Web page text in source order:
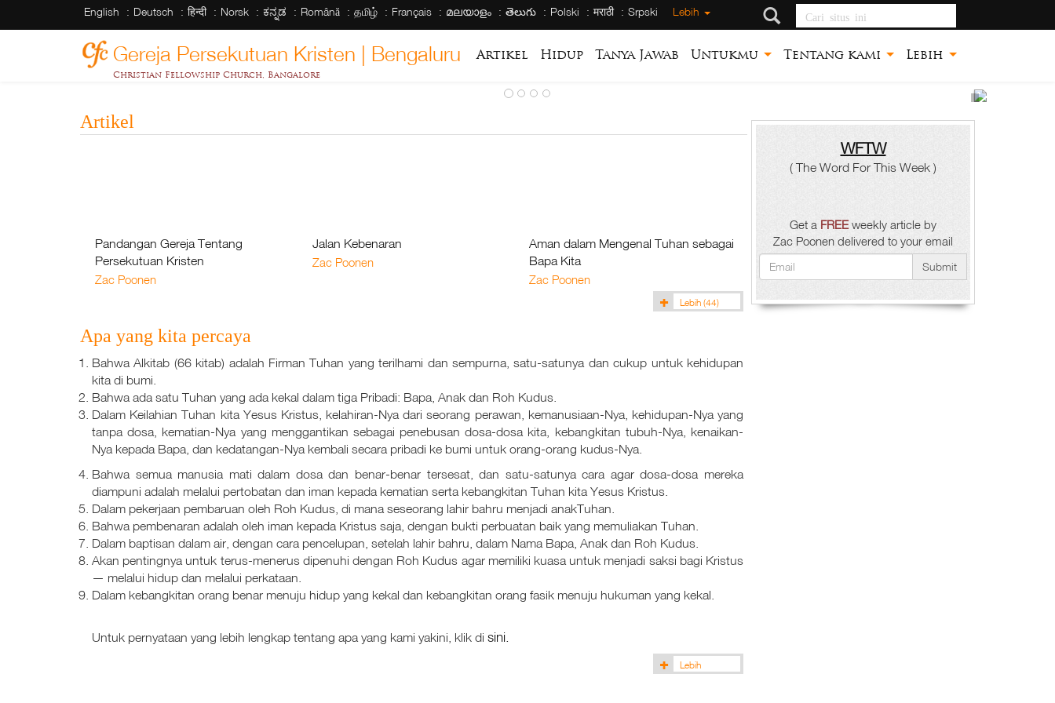
English Deutsch हिन्दी Norsk ಕನ್ನಡ Română தமிழ் Français മലയാളം తెలుగు Polski मराठी Srpski Lebih Cari situs ini
Gereja Persekutuan Kristen | Bengaluru
Christian Fellowship Church, Bangalore
Artikel Hidup Tanya Jawab Untukmu Tentang kami Lebih
Apa
Artikel
Pandangan Gereja Tentang
Persekutuan Kristen
Zac Poonen
Jalan Kebenaran
Zac Poonen
Aman dalam Mengenal Tuhan sebagai
Bapa Kita
Zac Poonen
Lebih (44)
Apa yang kita percaya
Bahwa Alkitab (66 kitab) adalah Firman Tuhan yang terilhami dan sempurna, satu-satunya dan cukup untuk kehidupan
kita di bumi.
Bahwa ada satu Tuhan yang ada kekal dalam tiga Pribadi: Bapa, Anak dan Roh Kudus.
Dalam Keilahian Tuhan kita Yesus Kristus, kelahiran-Nya dari seorang perawan, kemanusiaan-Nya, kehidupan-Nya yang
tanpa dosa, kematian-Nya yang menggantikan sebagai penebusan dosa-dosa kita, kebangkitan tubuh-Nya, kenaikan-
Nya kepada Bapa, dan kedatangan-Nya kembali secara pribadi ke bumi untuk orang-orang kudus-Nya.
Bahwa semua manusia mati dalam dosa dan benar-benar tersesat, dan satu-satunya cara agar dosa-dosa mereka
diampuni adalah melalui pertobatan dan iman kepada kematian serta kebangkitan Tuhan kita Yesus Kristus.
Dalam pekerjaan pembaruan oleh Roh Kudus, di mana seseorang lahir bahru menjadi anakTuhan.
Bahwa pembenaran adalah oleh iman kepada Kristus saja, dengan bukti perbuatan baik yang memuliakan Tuhan.
Dalam baptisan dalam air, dengan cara pencelupan, setelah lahir bahru, dalam Nama Bapa, Anak dan Roh Kudus.
Akan pentingnya untuk terus-menerus dipenuhi dengan Roh Kudus agar memiliki kuasa untuk menjadi saksi bagi Kristus
— melalui hidup dan melalui perkataan.
Dalam kebangkitan orang benar menuju hidup yang kekal dan kebangkitan orang fasik menuju hukuman yang kekal.
Untuk pernyataan yang lebih lengkap tentang apa yang kami yakini, klik di sini.
Lebih
WFTW
( The Word For This Week )
Get a FREEweekly article by
Zac Poonen delivered to your email
Submit